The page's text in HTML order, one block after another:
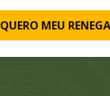
QUERO MEU